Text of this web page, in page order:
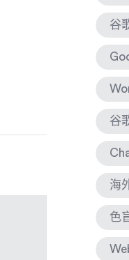
谷
谷
海
色